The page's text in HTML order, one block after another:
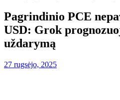
Pagrindinio PCE
USD: Grok
uždarymą
27 rugsėjo, 2025